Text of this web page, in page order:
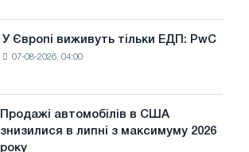
У Європі виживуть тільки ЕДП: PwC
07-08-2026, 04:00
Продажі автомобілів в США
знизилися в липні з максимуму 2026
року